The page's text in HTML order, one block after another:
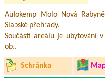
Autokemp Molo Nová
Slapské přehrady.
Součástí areálu je ubytování
ob..
Schránka